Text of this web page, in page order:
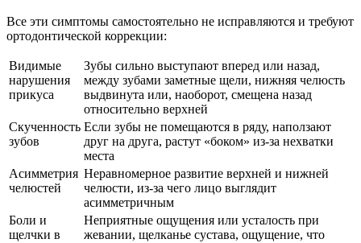
Все эти симптомы самостоятельно не исправляются и требуют
ортодонтической коррекции:
Видимые
нарушения
прикуса
Зубы сильно выступают вперед или назад,
между зубами заметные щели, нижняя челюсть
выдвинута или, наоборот, смещена назад
относительно верхней
Скученность
зубов
Если зубы не помещаются в ряду, наползают
друг на друга, растут «боком» из-за нехватки
места
Асимметрия
челюстей
Неравномерное развитие верхней и нижней
челюсти, из-за чего лицо выглядит
асимметричным
Боли и
щелчки в
Неприятные ощущения или усталость при
жевании, щелканье сустава, ощущение, что